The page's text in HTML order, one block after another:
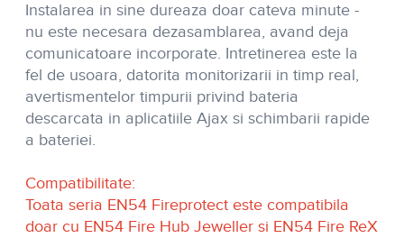
Instalarea in sine dureaza doar cateva minute -
nu este necesara dezasamblarea, avand deja
comunicatoare incorporate. Intretinerea este la
fel de usoara, datorita monitorizarii in timp real,
avertismentelor timpurii privind bateria
descarcata in aplicatiile Ajax si schimbarii rapide
a bateriei.
Compatibilitate:
Toata seria EN54 Fireprotect este compatibila
doar cu EN54 Fire Hub Jeweller si EN54 Fire ReX